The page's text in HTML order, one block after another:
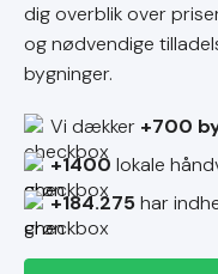
dig overblik over
og nødvendige
bygninger.
Vi dækker +700
+1400 lokale
+184.275har